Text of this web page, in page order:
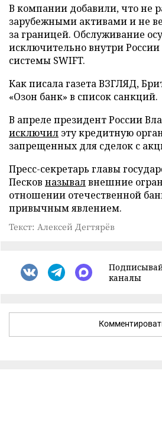
В компании добавили, что не
зарубежными активами и не
за границей. Обслуживание
исключительно внутри России
системы SWIFT.
Как писала газета ВЗГЛЯД,
«Озон банк» в список санкций.
В апреле президент России
исключил эту кредитную
запрещенных для сделок с
Пресс-секретарь главы
Песков называлвнешние
отношении отечественной
привычным явлением.
Текст: Алексей Дегтярёв
каналы